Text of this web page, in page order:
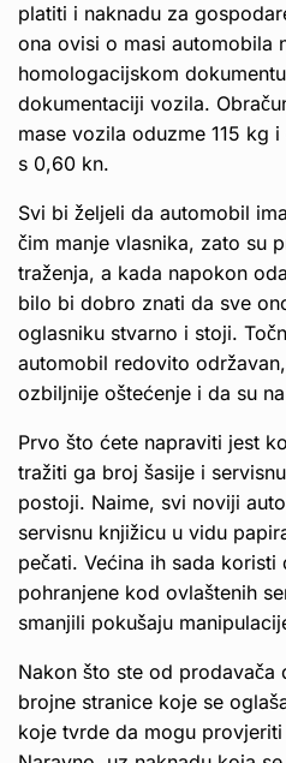
platiti i naknadu za
ona ovisi o masi automobila
homologacijskom
dokumentaciji vozila.
mase vozila oduzme 115 kg
s 0,60 kn.
Svi bi željeli da automobil
čim manje vlasnika, zato su
traženja, a kada napokon
bilo bi dobro znati da sve
oglasniku stvarno i stoji.
automobil redovito
ozbiljnije oštećenje i da su
Prvo što ćete napraviti jest
tražiti ga broj šasije i
postoji. Naime, svi noviji
servisnu knjižicu u vidu
pečati. Većina ih sada
pohranjene kod ovlaštenih
smanjili pokušaju
Nakon što ste od
brojne stranice koje se
koje tvrde da mogu